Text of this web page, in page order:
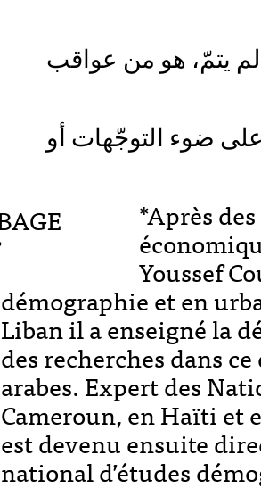
يتمّ، هو من عواقب
ضوء التوجّهات أو
*Après
Youssef
démographie et en
Liban il a enseigné la
des recherches dans
arabes. Expert des
Cameroun, en Haïti et
est devenu ensuite
national d’études